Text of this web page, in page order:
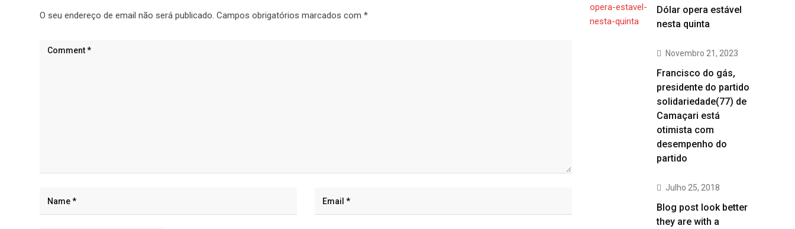
O seu endereço de email não será publicado. Campos obrigatórios marcados com *
Dólar opera estável
nesta quinta
Novembro 21, 2023
Francisco do gás,
presidente do partido
solidariedade(77) de
Camaçari está
otimista com
desempenho do
partido
Julho 25, 2018
Blog post look better
they are with a